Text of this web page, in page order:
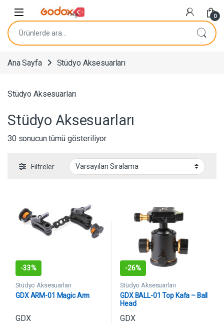
0
Ara:
Ana Sayfa Stüdyo Aksesuarları
Stüdyo Aksesuarları
Stüdyo Aksesuarları
30 sonucun tümü gösteriliyor
Filtreler
-33%
Stüdyo Aksesuarları
GDX ARM-01 Magic Arm
GDX
-26%
Stüdyo Aksesuarları
GDX BALL-01 Top Kafa – Ball
Head
GDX